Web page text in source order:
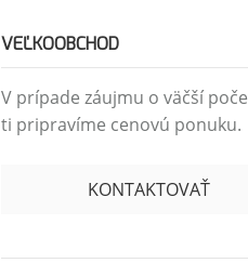
VEĽKOOBCHOD
V prípade záujmu o väčší
ti pripravíme cenovú ponuku.
KONTAKTOVAŤ